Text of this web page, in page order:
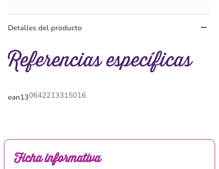
Detalles del producto
Referencias específicas
ean130642213315016
Ficha informativa